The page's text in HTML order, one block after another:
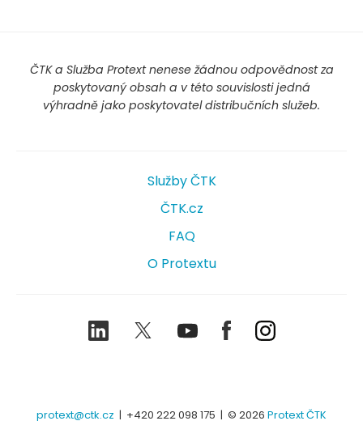
ČTK a Služba Protext nenese žádnou odpovědnost za
poskytovaný obsah a v této souvislosti jedná
výhradně jako poskytovatel distribučních služeb.
Služby ČTK
ČTK.cz
FAQ
O Protextu
LinkedIn TwitterYoutubeFacebookInstagram
protext@ctk.cz | +420 222 098 175 | © 2026 Protext ČTK